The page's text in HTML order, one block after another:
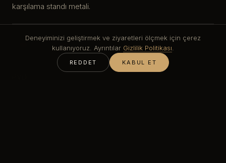
karşılama standı metali.
Hijyen ve gıda teması
Gıda temasına ve sürekli silmeye uygun yoğun, gözeneksiz
Deneyiminizi geliştirmek ve ziyaretleri ölçmek için çerez
kullanıyoruz. Ayrıntılar Gizlilik Politikası
REDDET KABUL ET